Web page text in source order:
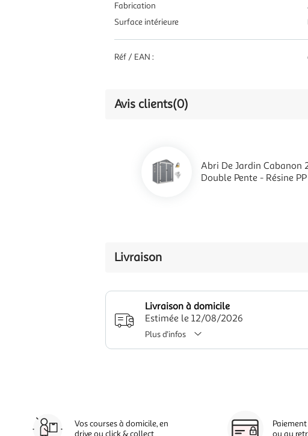
Fabrication
Surface intérieure
Réf / EAN :
Avis clients(0)
Abri De Jardin Cabanon
Double Pente - Résine
Livraison
Livraison à domicile
Estimée le 12/08/2026
Plus d'infos
Vos courses à domicile, en